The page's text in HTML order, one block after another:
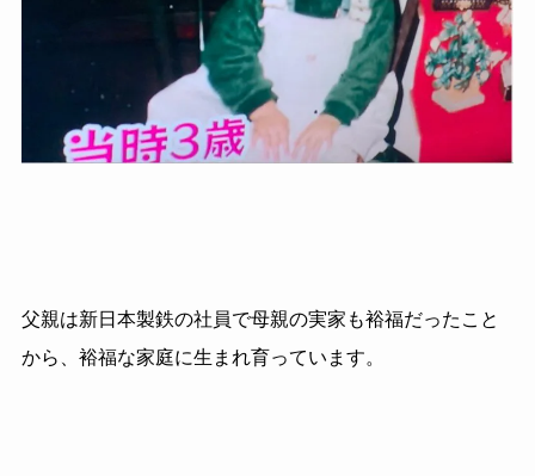
父親は新日本製鉄の社員で母親の実家も裕福だったこと
から、裕福な家庭に生まれ育っています。